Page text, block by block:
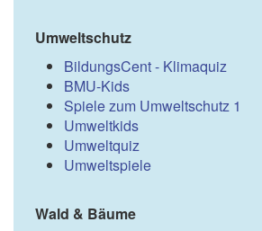
Umweltschutz
BildungsCent - Klimaquiz
BMU-Kids
Spiele zum Umweltschutz 1
Umweltkids
Umweltquiz
Umweltspiele
Wald & Bäume